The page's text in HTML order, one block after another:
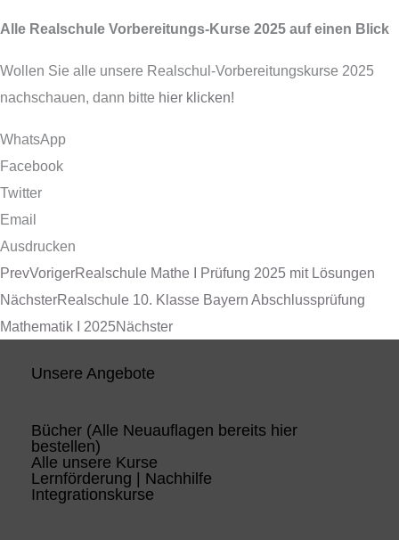
Alle Realschule Vorbereitungs-Kurse 2025 auf einen Blick
Wollen Sie alle unsere Realschul-Vorbereitungskurse 2025
nachschauen, dann bitte hier klicken!
WhatsApp
Facebook
Twitter
Email
Ausdrucken
PrevVorigerRealschule Mathe I Prüfung 2025 mit Lösungen
NächsterRealschule 10. Klasse Bayern Abschlussprüfung
Mathematik I 2025Nächster
Unsere Angebote
Bücher (Alle Neuauflagen bereits hier
bestellen)
Alle unsere Kurse
Lernförderung | Nachhilfe
Integrationskurse